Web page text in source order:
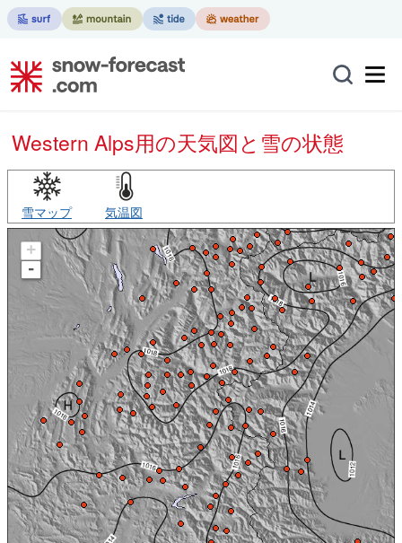
Western Alps用の天気図と雪の状態
雪マップ 気温図
+
-